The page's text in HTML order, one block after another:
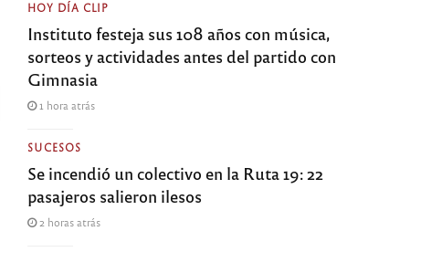
HOY DÍA CLIP
Instituto festeja sus 108 años con música,
sorteos y actividades antes del partido con
Gimnasia
1 hora atrás
SUCESOS
Se incendió un colectivo en la Ruta 19: 22
pasajeros salieron ilesos
2 horas atrás